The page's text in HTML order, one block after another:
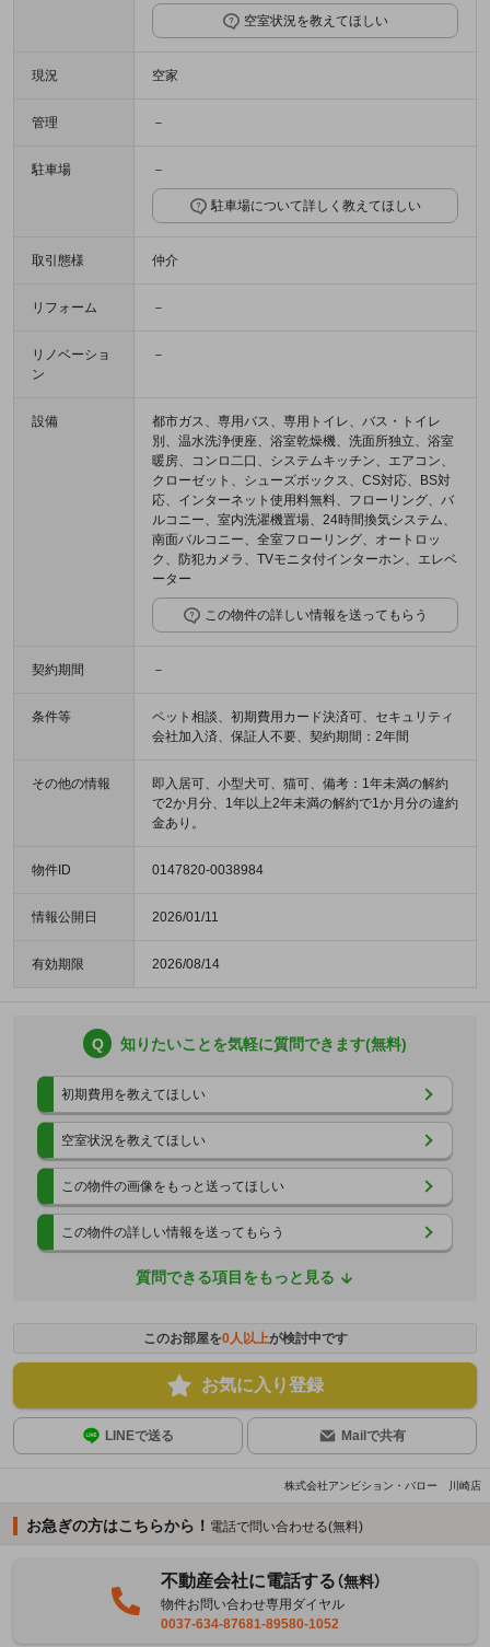
空室状況を教えてほしい
現況 空家
管理 －
駐車場 －
駐車場について詳しく教えてほしい
取引態様 仲介
リフォーム －
リノベーショ
ン
－
設備
都市ガス、専用バス、専用トイレ、バス・トイレ
別、温水洗浄便座、浴室乾燥機、洗面所独立、浴室
暖房、コンロ二口、システムキッチン、エアコン、
クローゼット、シューズボックス、CS対応、BS対
応、インターネット使用料無料、フローリング、バ
ルコニー、室内洗濯機置場、24時間換気システム、
南面バルコニー、全室フローリング、オートロッ
ク、防犯カメラ、TVモニタ付インターホン、エレベ
ーター
この物件の詳しい情報を送ってもらう
契約期間 －
条件等
ペット相談、初期費用カード決済可、セキュリティ
会社加入済、保証人不要、契約期間：2年間
その他の情報
即入居可、小型犬可、猫可、備考：1年未満の解約
で2か月分、1年以上2年未満の解約で1か月分の違約
金あり。
物件ID 0147820-0038984
情報公開日 2026/01/11
有効期限 2026/08/14
Q 知りたいことを気軽に質問できます(無料)
初期費用を教えてほしい
空室状況を教えてほしい
この物件の画像をもっと送ってほしい
この物件の詳しい情報を送ってもらう
質問できる項目をもっと見る
このお部屋を0人以上が検討中です
お気に入り登録
LINEで送る Mailで共有
株式会社アンビション・バロー 川崎店
お急ぎの方はこちらから！ 電話で問い合わせる(無料)
不動産会社に電話する（無料）
物件お問い合わせ専用ダイヤル
0037-634-87681-89580-1052